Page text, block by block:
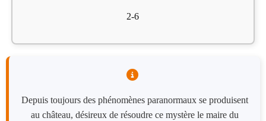
2-6
Depuis toujours des phénomènes paranormaux se produisent
au château, désireux de résoudre ce mystère le maire du